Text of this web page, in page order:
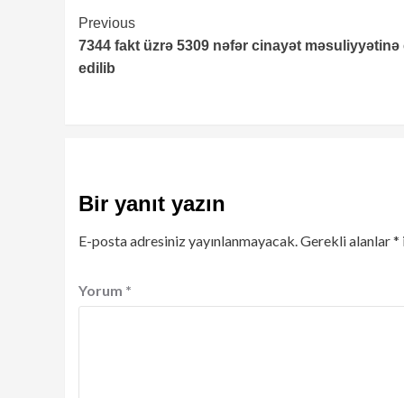
Continue
Reading
Previous
7344 fakt üzrə 5309 nəfər cinayət məsuliyyətinə
edilib
Bir yanıt yazın
E-posta adresiniz yayınlanmayacak.Gerekli alanlar*
Yorum *